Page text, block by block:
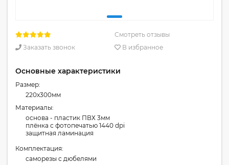
Смотреть отзывы
Заказать звонок
В избранное
Основные характеристики
Размер:
220x300мм
Материалы:
основа - пластик ПВХ 3мм
плёнка с фотопечатью 1440 dpi
защитная ламинация
Комплектация:
cаморезы с дюбелями